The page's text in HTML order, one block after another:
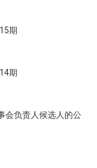
期
期
会负责人候选人的公